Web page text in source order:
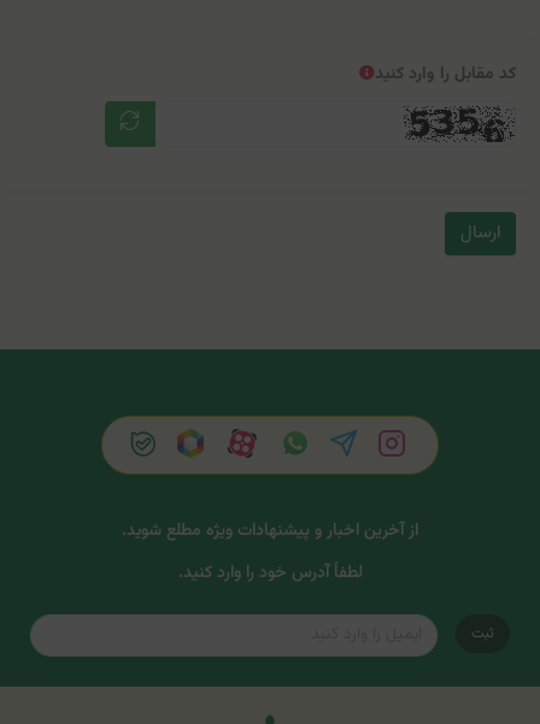
کد مقابل را وارد کنید
ارسال
از آخرین اخبار و پیشنهادات ویژه مطلع شوید.
لطفاً آدرس خود را وارد کنید.
ثبت